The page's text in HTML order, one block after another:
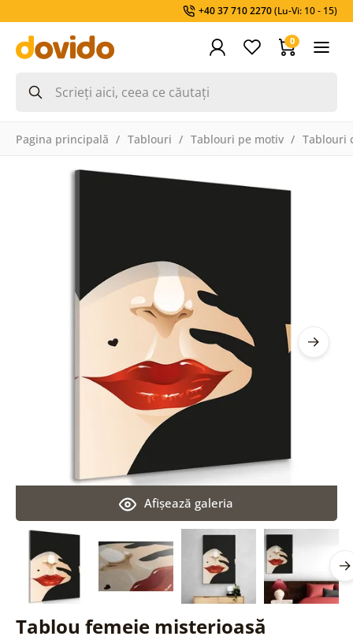
+40 37 710 2270(Lu-Vi: 10 - 15)
0
Pagina principală Tablouri Tablouri pe motiv Tablouri
Tablou femeie misterioasă
Afişează galeria